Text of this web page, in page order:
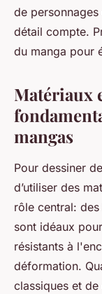
de
détail compte.
du manga pour
Matériaux
mangas
Pour dessiner
d’utiliser des
rôle central:
sont idéaux
résistants à
déformation.
classiques et